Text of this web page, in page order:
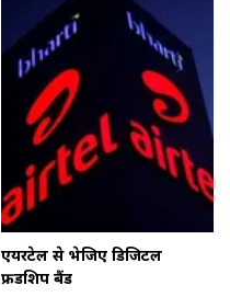
एयरटेल से भेजिए डिजिटल
फ्रेंडशिप बैंड